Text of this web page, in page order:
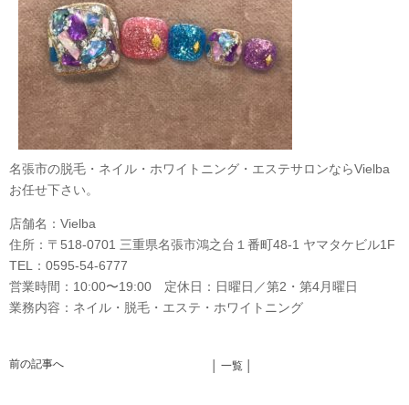
名張市の脱毛・ネイル・ホワイトニング・エステサロンならVielba
お任せ下さい。
店舗名：Vielba
住所：〒518-0701 三重県名張市鴻之台１番町48-1 ヤマタケビル1F
TEL：0595-54-6777
営業時間：10:00〜19:00 定休日：日曜日／第2・第4月曜日
業務内容：ネイル・脱毛・エステ・ホワイトニング
前の記事へ │ 一覧 │